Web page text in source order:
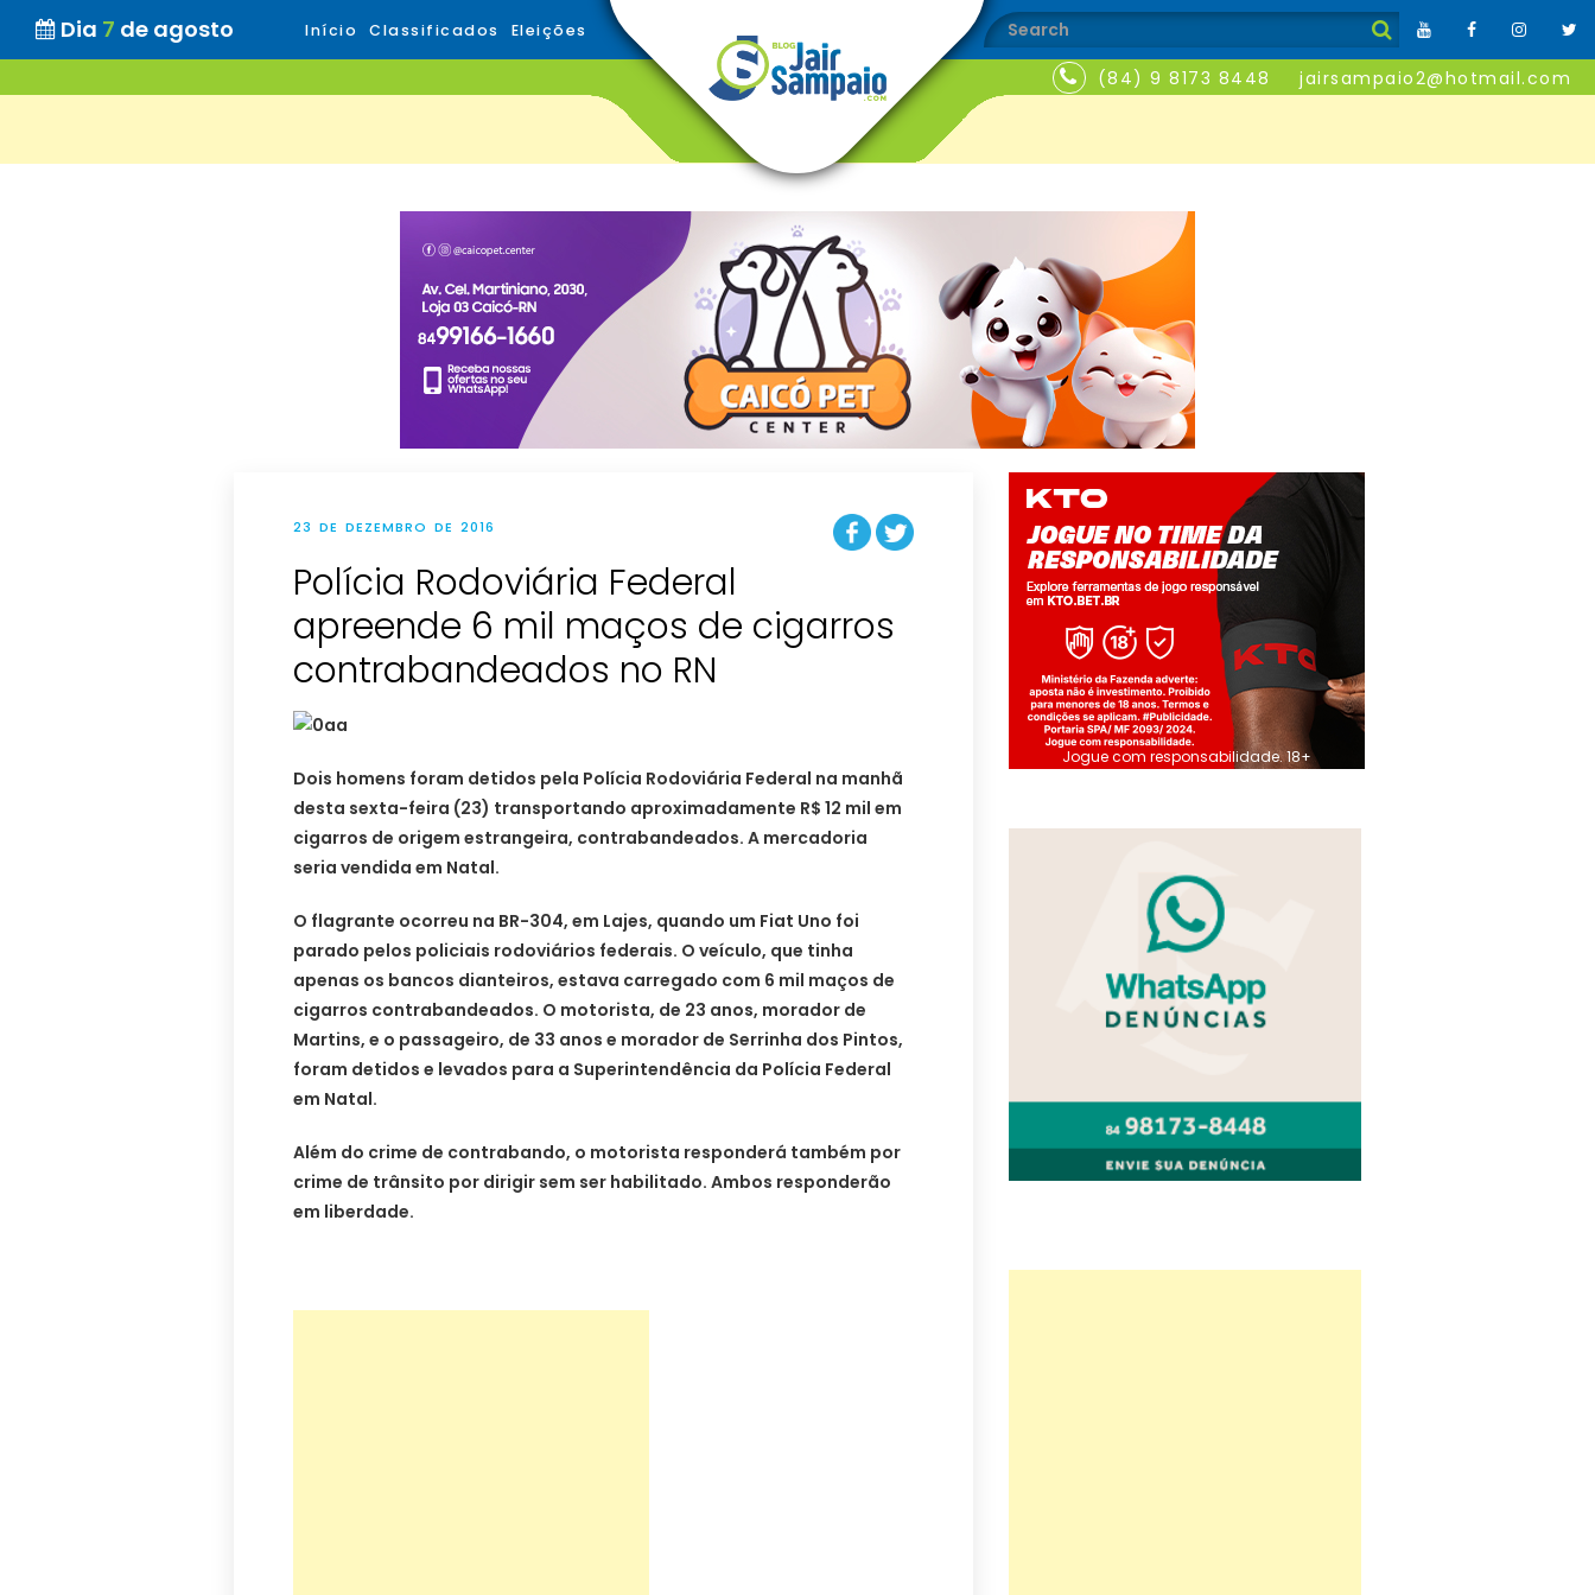
Dia 7 de agosto Início Classificados Eleições
(84) 9 8173 8448 jairsampaio2@hotmail.com
23 DE DEZEMBRO DE 2016
Polícia Rodoviária Federal
apreende 6 mil maços de cigarros
contrabandeados no RN
Dois homens foram detidos pela Polícia Rodoviária Federal na manhã
desta sexta-feira (23) transportando aproximadamente R$ 12 mil em
cigarros de origem estrangeira, contrabandeados. A mercadoria
seria vendida em Natal.
O flagrante ocorreu na BR-304, em Lajes, quando um Fiat Uno foi
parado pelos policiais rodoviários federais. O veículo, que tinha
apenas os bancos dianteiros, estava carregado com 6 mil maços de
cigarros contrabandeados. O motorista, de 23 anos, morador de
Martins, e o passageiro, de 33 anos e morador de Serrinha dos Pintos,
foram detidos e levados para a Superintendência da Polícia Federal
em Natal.
Além do crime de contrabando, o motorista responderá também por
crime de trânsito por dirigir sem ser habilitado. Ambos responderão
em liberdade.
Jogue com responsabilidade. 18+